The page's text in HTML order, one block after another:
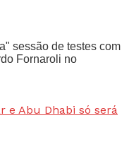
sessão de testes com
Fornaroli no